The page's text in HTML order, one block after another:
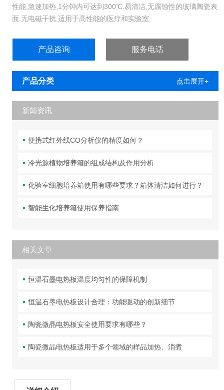
性能,急速加热,1分钟内可达到300℃.易清洁,无腐蚀性的玻璃陶瓷表
面.无电磁干扰,适用于高性能的医疗和实验室.
产品咨询 服务电话
产品分类 点击展开+
新闻资讯
便携式红外线CO分析仪的精度如何？
冷光源植物培养箱的组成结构及作用分析
化验室细胞培养箱使用有哪些要求？箱体清洁如何进行？
智能生化培养箱使用保养指南
相关文章
恒温石墨电热板温度均匀性的保障机制
恒温石墨电热板设计合理：功能驱动的创新细节
陶瓷微晶电热板安全使用要求有哪些？
陶瓷微晶电热板适用于多个领域的样品加热、消煮